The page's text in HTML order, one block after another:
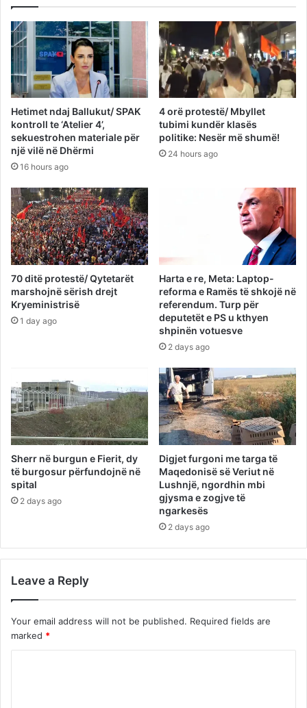
Hetimet ndaj Ballukut/ SPAK
kontroll te ‘Atelier 4’,
sekuestrohen materiale për
një vilë në Dhërmi
16 hours ago
4 orë protestë/ Mbyllet
tubimi kundër klasës
politike: Nesër më shumë!
24 hours ago
70 ditë protestë/ Qytetarët
marshojnë sërish drejt
Kryeministrisë
1 day ago
Harta e re, Meta: Laptop-
reforma e Ramës të shkojë në
referendum. Turp për
deputetët e PS u kthyen
shpinën votuesve
2 days ago
Sherr në burgun e Fierit, dy
të burgosur përfundojnë në
spital
2 days ago
Digjet furgoni me targa të
Maqedonisë së Veriut në
Lushnjë, ngordhin mbi
gjysma e zogjve të
ngarkesës
2 days ago
Leave a Reply
Your email address will not be published. Required fields are
marked *